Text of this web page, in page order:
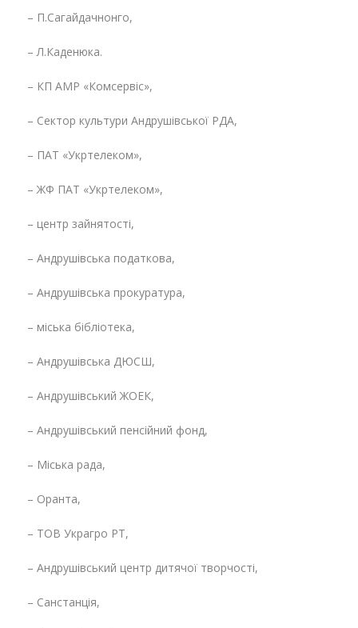
– П.Сагайдачнонго,
– Л.Каденюка.
– КП АМР «Комсервіс»,
– Сектор культури Андрушівської РДА,
– ПАТ «Укртелеком»,
– ЖФ ПАТ «Укртелеком»,
– центр зайнятості,
– Андрушівська податкова,
– Андрушівська прокуратура,
– міська бібліотека,
– Андрушівська ДЮСШ,
– Андрушівський ЖОЕК,
– Андрушівський пенсійний фонд,
– Міська рада,
– Оранта,
– ТОВ Украгро РТ,
– Андрушівський центр дитячої творчості,
– Санстанція,